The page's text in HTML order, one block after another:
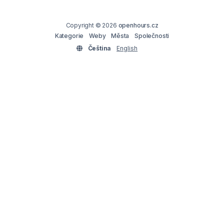
Copyright © 2026 openhours.cz
Kategorie
Weby Města
Společnosti
Čeština
English